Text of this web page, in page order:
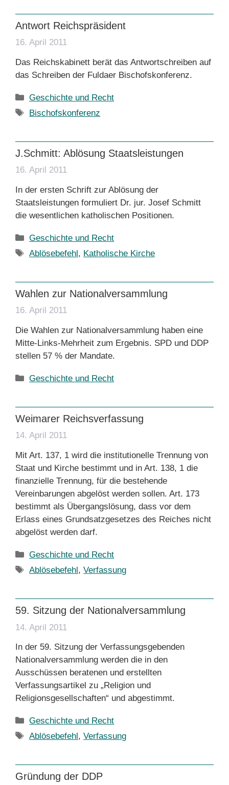
Antwort Reichspräsident
16. April 2011
Das Reichskabinett berät das Antwortschreiben auf
das Schreiben der Fuldaer Bischofskonferenz.
Kategorien
Geschichte und Recht
Schlagwörter
Bischofskonferenz
J.Schmitt: Ablösung Staatsleistungen
16. April 2011
In der ersten Schrift zur Ablösung der
Staatsleistungen formuliert Dr. jur. Josef Schmitt
die wesentlichen katholischen Positionen.
Kategorien
Geschichte und Recht
Schlagwörter
Ablösebefehl, Katholische Kirche
Wahlen zur Nationalversammlung
16. April 2011
Die Wahlen zur Nationalversammlung haben eine
Mitte-Links-Mehrheit zum Ergebnis. SPD und DDP
stellen 57 % der Mandate.
Kategorien
Geschichte und Recht
Weimarer Reichsverfassung
14. April 2011
Mit Art. 137, 1 wird die institutionelle Trennung von
Staat und Kirche bestimmt und in Art. 138, 1 die
finanzielle Trennung, für die bestehende
Vereinbarungen abgelöst werden sollen. Art. 173
bestimmt als Übergangslösung, dass vor dem
Erlass eines Grundsatzgesetzes des Reiches nicht
abgelöst werden darf.
Kategorien
Geschichte und Recht
Schlagwörter
Ablösebefehl,Verfassung
59. Sitzung der Nationalversammlung
14. April 2011
In der 59. Sitzung der Verfassungsgebenden
Nationalversammlung werden die in den
Ausschüssen beratenen und erstellten
Verfassungsartikel zu „Religion und
Religionsgesellschaften“ und abgestimmt.
Kategorien
Geschichte und Recht
Schlagwörter
Ablösebefehl,Verfassung
Gründung der DDP